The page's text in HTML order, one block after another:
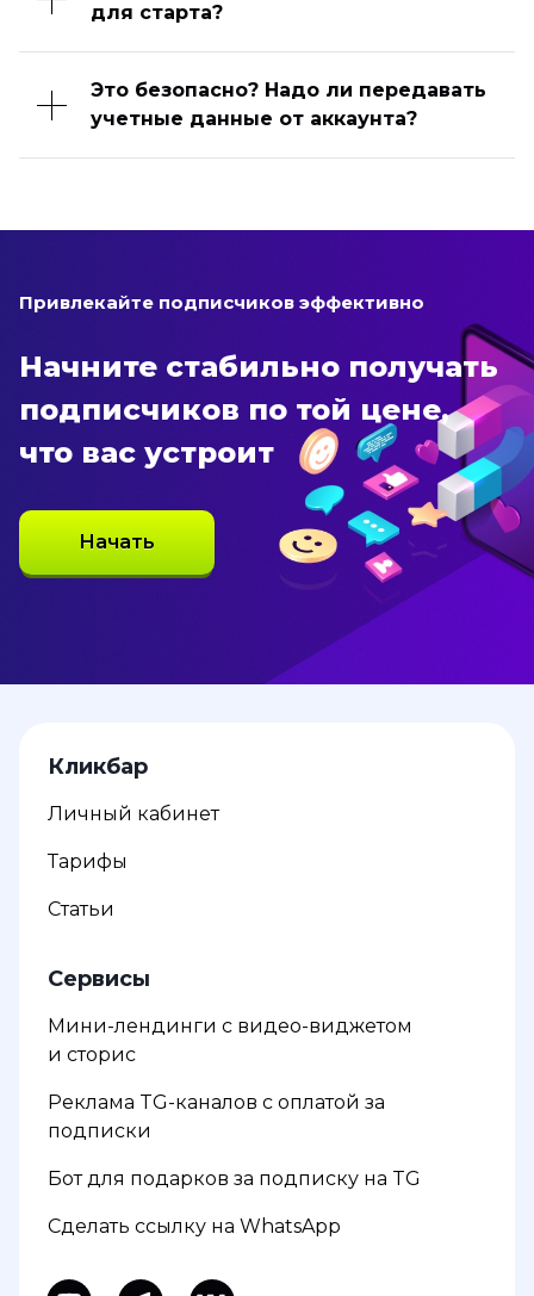
для старта?
Это безопасно? Надо ли передавать
учетные данные от аккаунта?
Привлекайте подписчиков эффективно
Начните стабильно получать
подписчиков по той цене,
что вас устроит
Начать
Кликбар
Личный кабинет
Тарифы
Статьи
Сервисы
Мини-лендинги с видео-виджетом
и сторис
Реклама TG-каналов с оплатой за
подписки
Бот для подарков за подписку на TG
Сделать ссылку на WhatsApp